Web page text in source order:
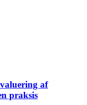
af
praksis